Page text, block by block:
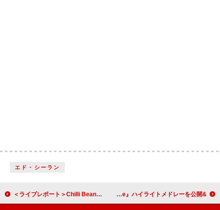
エド・シーラン
＜ライブレポート＞Chilli Beans.が初ビルボードライブ公演開催、自然体で届けた生身のサウンド &TEAM、韓国デビュー作品『Back to Life』ハイライトメドレーを公開